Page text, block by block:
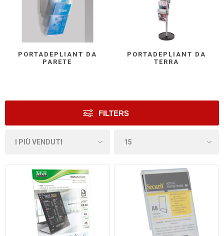
PORTADEPLIANT DA
PARETE
PORTADEPLIANT DA
TERRA
FILTERS